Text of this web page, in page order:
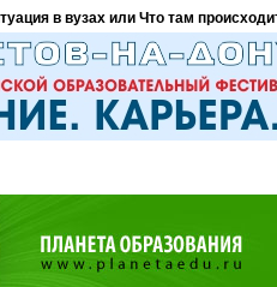
в вузах или Что там